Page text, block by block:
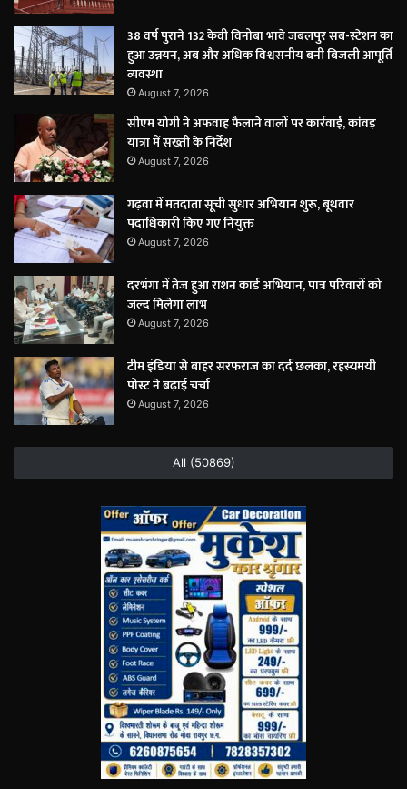
38 वर्ष पुराने 132 केवी विनोबा भावे जबलपुर सब-स्टेशन का
हुआ उन्नयन, अब और अधिक विश्वसनीय बनी बिजली आपूर्ति
व्यवस्था
August 7, 2026
सीएम योगी ने अफवाह फैलाने वालों पर कार्रवाई, कांवड़
यात्रा में सख्ती के निर्देश
August 7, 2026
गढ़वा में मतदाता सूची सुधार अभियान शुरू, बूथवार
पदाधिकारी किए गए नियुक्त
August 7, 2026
दरभंगा में तेज हुआ राशन कार्ड अभियान, पात्र परिवारों को
जल्द मिलेगा लाभ
August 7, 2026
टीम इंडिया से बाहर सरफराज का दर्द छलका, रहस्यमयी
पोस्ट ने बढ़ाई चर्चा
August 7, 2026
All (50869)